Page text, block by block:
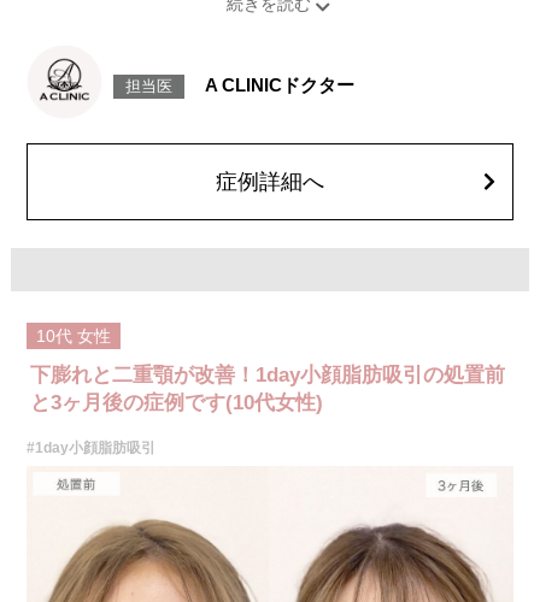
感などが術後一時的に生じることがございます。また、稀に貧血、細菌感
染症、左右差、施術箇所の知覚鈍麻、ぼこつき、硬結、瘢痕化、色素沈
顔の脂肪吸引箇所の追加 1ヶ所ごと+162,800円(税込)
オプション：笑気麻酔 3,300円(税込)
担当医 A CLINICドクター
症例詳細へ
10代 女性
下膨れと二重顎が改善！1day小顔脂肪吸引の処置前
と3ヶ月後の症例です(10代女性)
#1day小顔脂肪吸引